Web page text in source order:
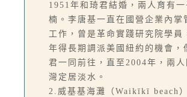
1951年和琦君結婚，兩人育有一
楠。李唐基一直在國營企業內掌
工作，曾是革命實踐研究院學員
年得長期調派美國紐約的機會，
君一同前往，直至2004年，兩人
灣定居淡水。
2.威基基海灘（Waikīkī beach